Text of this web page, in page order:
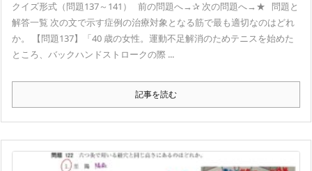
クイズ形式（問題137～141） 前の問題へ→✰ 次の問題へ→★ 問題と
解答一覧 次の文で示す症例の治療対象となる筋で最も適切なのはどれ
か。 【問題137】「40 歳の女性。運動不足解消のためテニスを始めた
ところ、バックハンドストロークの際 ...
記事を読む